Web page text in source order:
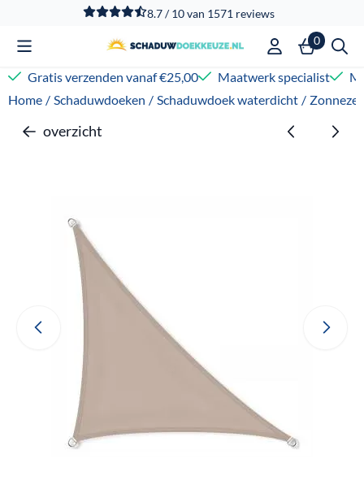
Cookievoorkeuren zijn beschikbaar. Kies instellingen of
8.7 / 10van 1571 reviews
0
Gratis verzenden vanaf €25,00 Maatwerk specialist
Home / Schaduwdoeken / Schaduwdoek waterdicht /
overzicht